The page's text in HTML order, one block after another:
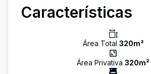
Características
Área Total 320m²
Área Privativa 320m²